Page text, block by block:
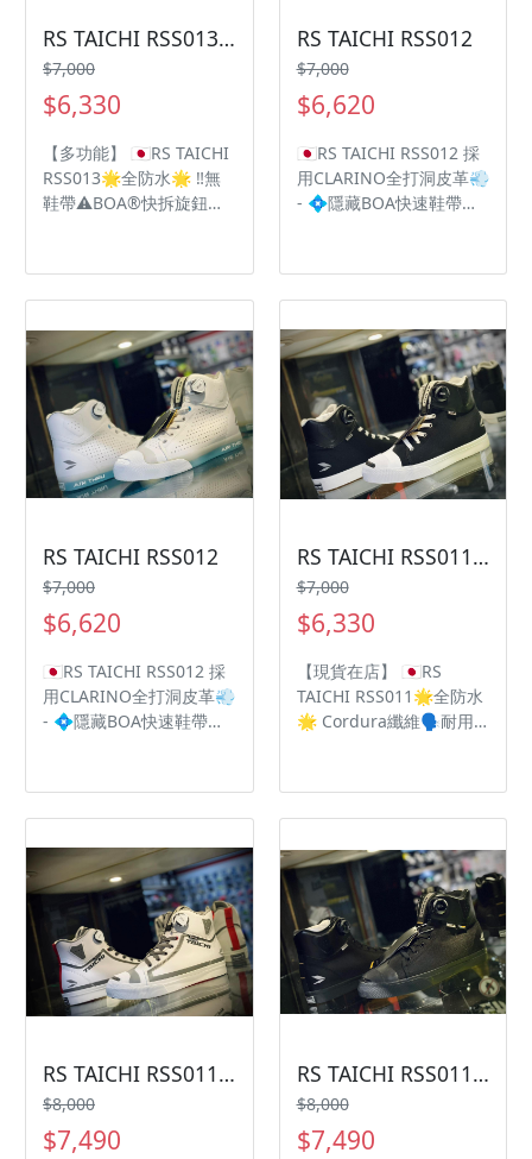
RS TAICHI RSS013防水車靴
$7,000
$6,330
【多功能】 🇯🇵RS TAICHI
RSS013🌟全防水🌟 ‼️無
鞋帶⚠️BOA®快拆旋鈕輕
Vibram 黃金專利防滑鞋
底 DRYMASTER防水透氣
技術💦
RS TAICHI RSS012
$7,000
$6,620
🇯🇵RS TAICHI RSS012 採
用CLARINO全打洞皮革💨
- 💠隱藏BOA快速鞋帶鎖
金專利防滑鞋底 💠左腳延
長防護鞋頭打檔塊 💠經典
帆布休閒鞋外觀設計
RS TAICHI RSS012
$7,000
$6,620
🇯🇵RS TAICHI RSS012 採
用CLARINO全打洞皮革💨
- 💠隱藏BOA快速鞋帶鎖
金專利防滑鞋底 💠左腳延
長防護鞋頭打檔塊 💠經典
帆布休閒鞋外觀設計
RS TAICHI RSS011防水車靴
$7,000
$6,330
【現貨在店】 🇯🇵RS
TAICHI RSS011🌟全防水
🌟 Cordura纖維🗣耐用
備🌧 - ❤️隱藏BOA快速鞋
帶鎖扣系統 🧡完整保護腳
跟、腳踝、腳趾 💛
Vibram 黃金專利防滑鞋
底 💚DRYMASTER防水透
氣技術 💙左腳延長防護鞋
頭打檔塊 💜經典帆布休閒
鞋外觀設計
RS TAICHI RSS011防水車靴
$8,000
$7,490
RS TAICHI RSS011防水車靴
$8,000
$7,490